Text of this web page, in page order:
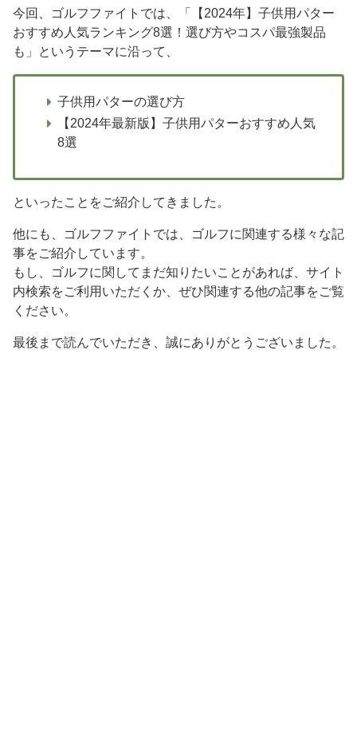
今回、ゴルフファイトでは、「【2024年】子供用パター
おすすめ人気ランキング8選！選び方やコスパ最強製品
も」というテーマに沿って、
子供用パターの選び方
【2024年最新版】子供用パターおすすめ人気
8選
といったことをご紹介してきました。
他にも、ゴルフファイトでは、ゴルフに関連する様々な記
事をご紹介しています。
もし、ゴルフに関してまだ知りたいことがあれば、サイト
内検索をご利用いただくか、ぜひ関連する他の記事をご覧
ください。
最後まで読んでいただき、誠にありがとうございました。